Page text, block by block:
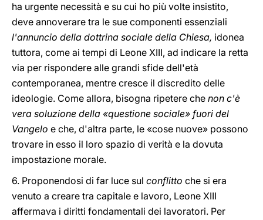
ha urgente necessità e su cui ho più volte insistito,
deve annoverare tra le sue componenti essenziali
l'annuncio della dottrina sociale della Chiesa, idonea
tuttora, come ai tempi di Leone XIII, ad indicare la retta
via per rispondere alle grandi sfide dell'età
contemporanea, mentre cresce il discredito delle
ideologie. Come allora, bisogna ripetere che non c'è
vera soluzione della «questione sociale» fuori del
Vangelo e che, d'altra parte, le «cose nuove» possono
trovare in esso il loro spazio di verità e la dovuta
impostazione morale.
6. Proponendosi di far luce sul conflitto che si era
venuto a creare tra capitale e lavoro, Leone XIII
affermava i diritti fondamentali dei lavoratori. Per